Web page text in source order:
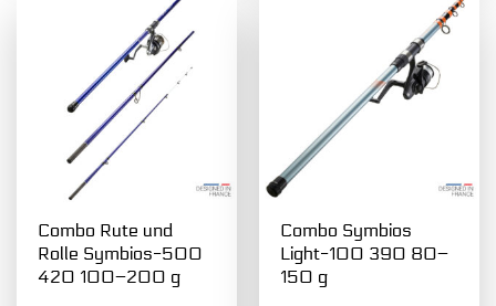
Combo Rute und
Rolle Symbios-500
420 100–200 g
Combo Symbios
Light-100 390 80–
150 g